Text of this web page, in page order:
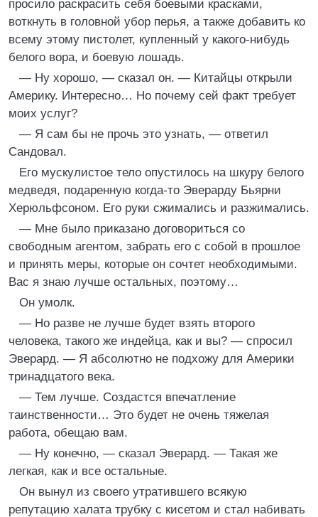
просило раскрасить себя боевыми красками,
воткнуть в головной убор перья, а также добавить ко
всему этому пистолет, купленный у какого-нибудь
белого вора, и боевую лошадь.
— Ну хорошо, — сказал он. — Китайцы открыли
Америку. Интересно… Но почему сей факт требует
моих услуг?
— Я сам бы не прочь это узнать, — ответил
Сандовал.
Его мускулистое тело опустилось на шкуру белого
медведя, подаренную когда-то Эверарду Бьярни
Херюльфсоном. Его руки сжимались и разжимались.
— Мне было приказано договориться со
свободным агентом, забрать его с собой в прошлое
и принять меры, которые он сочтет необходимыми.
Вас я знаю лучше остальных, поэтому…
Он умолк.
— Но разве не лучше будет взять второго
человека, такого же индейца, как и вы? — спросил
Эверард. — Я абсолютно не подхожу для Америки
тринадцатого века.
— Тем лучше. Создастся впечатление
таинственности… Это будет не очень тяжелая
работа, обещаю вам.
— Ну конечно, — сказал Эверард. — Такая же
легкая, как и все остальные.
Он вынул из своего утратившего всякую
репутацию халата трубку с кисетом и стал набивать